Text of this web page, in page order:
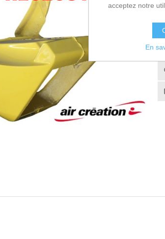
acceptez notre
En